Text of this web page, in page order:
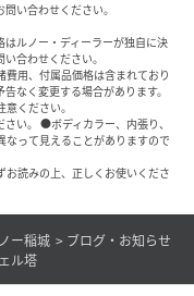
い合わせください。
ルノー・ディーラーが独自に決
合わせください。
用、付属品価格は含まれており
なく変更する場合があります。
ください。
い。 ●ボディカラー、内張り、
なって見えることがありますので
読みの上、正しくお使いくださ
ー稲城
ブログ・お知らせ
ル塔